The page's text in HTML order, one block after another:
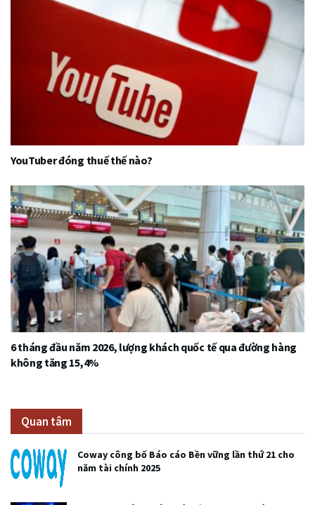
YouTuber đóng thuế thế nào?
6 tháng đầu năm 2026, lượng khách quốc tế qua đường hàng
không tăng 15,4%
Quan tâm
Coway công bố Báo cáo Bền vững lần thứ 21 cho
năm tài chính 2025